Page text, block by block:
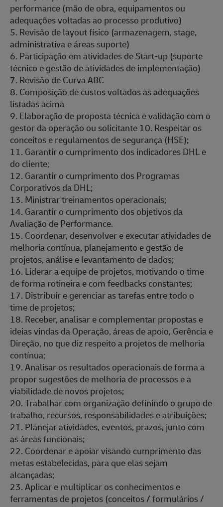
performance (mão de obra, equipamentos ou
adequações voltadas ao processo produtivo)
5. Revisão de layout físico (armazenagem, stage,
administrativa e áreas suporte)
6. Participação em atividades de Start-up (suporte
técnico e gestão de atividades de implementação)
7. Revisão de Curva ABC
8. Composição de custos voltados as adequações
listadas acima
9. Elaboração de proposta técnica e validação com o
gestor da operação ou solicitante 10. Respeitar os
conceitos e regulamentos de segurança (HSE);
11. Garantir o cumprimento dos indicadores DHL e
do cliente;
12. Garantir o cumprimento dos Programas
Corporativos da DHL;
13. Ministrar treinamentos operacionais;
14. Garantir o cumprimento dos objetivos da
Avaliação de Performance.
15. Coordenar, desenvolver e executar atividades de
melhoria contínua, planejamento e gestão de
projetos, análise e levantamento de dados;
16. Liderar a equipe de projetos, motivando o time
de forma rotineira e com feedbacks constantes;
17. Distribuir e gerenciar as tarefas entre todo o
time de projetos;
18. Receber, analisar e complementar propostas e
ideias vindas da Operação, áreas de apoio, Gerência e
Direção, no que diz respeito a projetos de melhoria
contínua;
19. Analisar os resultados operacionais de forma a
propor sugestões de melhoria de processos e a
viabilidade de novos projetos;
20. Trabalhar com organização definindo o grupo de
trabalho, recursos, responsabilidades e atribuições;
21. Planejar atividades, eventos, prazos, junto com
as áreas funcionais;
22. Coordenar e apoiar visando cumprimento das
metas estabelecidas, para que elas sejam
alcançadas;
23. Aplicar e multiplicar os conhecimentos e
ferramentas de projetos (conceitos / formulários /